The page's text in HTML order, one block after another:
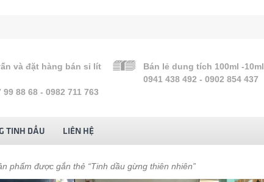
và đặt hàng bán sỉ lít
99 88 68 - 0982 711 763
Bán lẻ dung tích 100ml -10ml
0941 438 492 - 0902 854 437
TINH DẦU LIÊN HỆ
phẩm được gắn thẻ “Tinh dầu gừng thiên nhiên”